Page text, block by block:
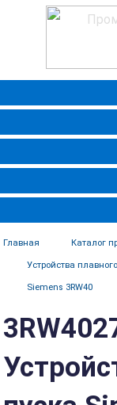
Главная Каталог
Устройства
Siemens 3RW40